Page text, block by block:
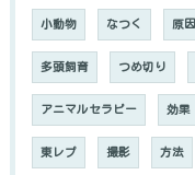
小動物 なつく 原因
多頭飼育 つめ切り
アニマルセラピー 効果
東レプ 撮影 方法